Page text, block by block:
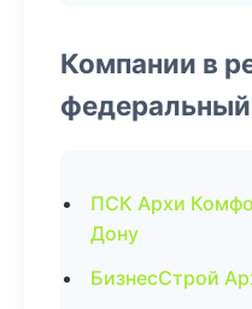
Компании в
федеральный
ПСК Архи
Дону
БизнесСтрой